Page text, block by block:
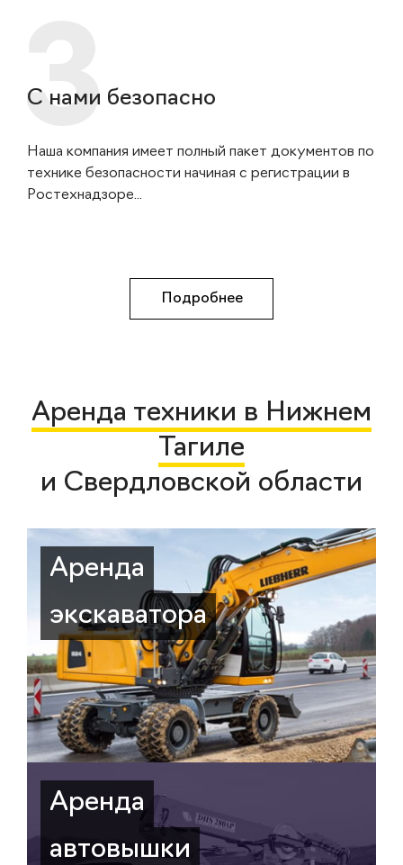
С нами безопасно
Наша компания имеет полный пакет документов по
технике безопасности начиная с регистрации в
Ростехнадзоре...
Подробнее
Аренда техники в Нижнем
Тагиле
и Свердловской области
Аренда
экскаватора
Аренда
автовышки